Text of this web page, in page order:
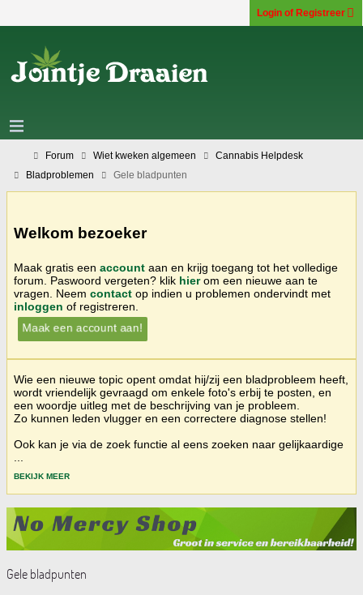
Login of Registreer
Forum Wiet kweken algemeen
Cannabis Helpdesk
Bladproblemen
Gele bladpunten
Welkom bezoeker
Maak gratis een account aan en krijg toegang tot het volledige
forum. Paswoord vergeten? klik hierom een nieuwe aan te
vragen. Neem contact op indien u problemen ondervindt met
inloggen of registreren.
Maak een account aan!
Wie een nieuwe topic opent omdat hij/zij een bladprobleem heeft,
wordt vriendelijk gevraagd om enkele foto's erbij te posten, en
een woordje uitleg met de beschrijving van je probleem.
Zo kunnen leden vlugger en een correctere diagnose stellen!
Ook kan je via de zoek functie al eens zoeken naar gelijkaardige
BEKIJK MEER
Gele bladpunten